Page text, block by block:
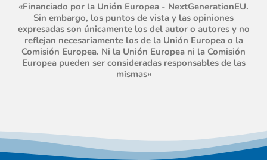
«Financiado por la Unión Europea - NextGenerationEU.
Sin embargo, los puntos de vista y las opiniones
expresadas son únicamente los del autor o autores y no
reflejan necesariamente los de la Unión Europea o la
Comisión Europea. Ni la Unión Europea ni la Comisión
Europea pueden ser consideradas responsables de las
mismas»